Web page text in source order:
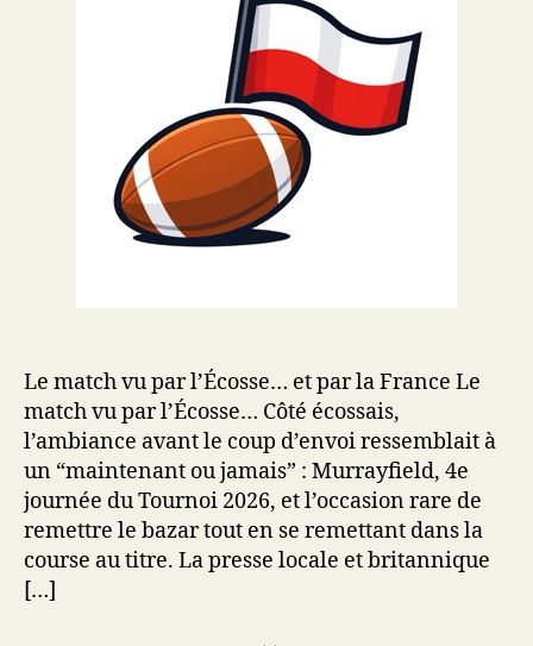
Le match vu par l’Écosse… et par la France Le
match vu par l’Écosse… Côté écossais,
l’ambiance avant le coup d’envoi ressemblait à
un “maintenant ou jamais” : Murrayfield, 4e
journée du Tournoi 2026, et l’occasion rare de
remettre le bazar tout en se remettant dans la
course au titre. La presse locale et britannique
[…]